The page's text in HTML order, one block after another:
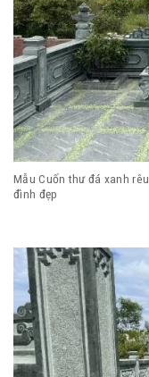
Mẫu Cuốn thư đá xanh
đình đẹp